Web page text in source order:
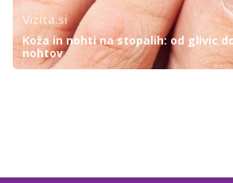
Vizita.si
Koža in nohti na stopalih: od glivic
nohtov